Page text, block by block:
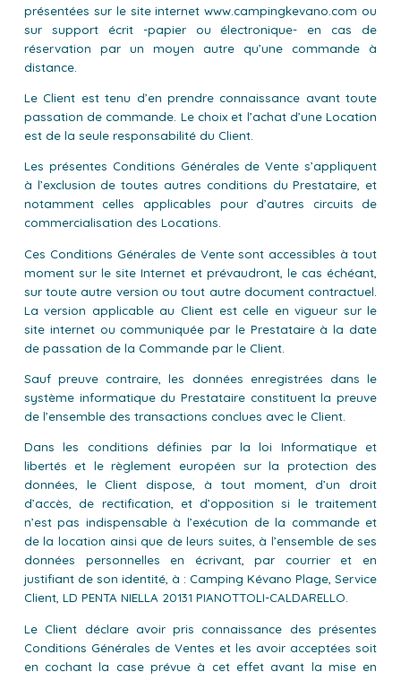
présentées sur le site internet www.campingkevano.com ou
sur support écrit -papier ou électronique- en cas de
réservation par un moyen autre qu’une commande à
distance.
Le Client est tenu d’en prendre connaissance avant toute
passation de commande. Le choix et l’achat d’une Location
est de la seule responsabilité du Client.
Les présentes Conditions Générales de Vente s’appliquent
à l’exclusion de toutes autres conditions du Prestataire, et
notamment celles applicables pour d’autres circuits de
commercialisation des Locations.
Ces Conditions Générales de Vente sont accessibles à tout
moment sur le site Internet et prévaudront, le cas échéant,
sur toute autre version ou tout autre document contractuel.
La version applicable au Client est celle en vigueur sur le
site internet ou communiquée par le Prestataire à la date
de passation de la Commande par le Client.
Sauf preuve contraire, les données enregistrées dans le
système informatique du Prestataire constituent la preuve
de l’ensemble des transactions conclues avec le Client.
Dans les conditions définies par la loi Informatique et
libertés et le règlement européen sur la protection des
données, le Client dispose, à tout moment, d’un droit
d’accès, de rectification, et d’opposition si le traitement
n’est pas indispensable à l’exécution de la commande et
de la location ainsi que de leurs suites, à l’ensemble de ses
données personnelles en écrivant, par courrier et en
justifiant de son identité, à : Camping Kévano Plage, Service
Client, LD PENTA NIELLA 20131 PIANOTTOLI-CALDARELLO.
Le Client déclare avoir pris connaissance des présentes
Conditions Générales de Ventes et les avoir acceptées soit
en cochant la case prévue à cet effet avant la mise en